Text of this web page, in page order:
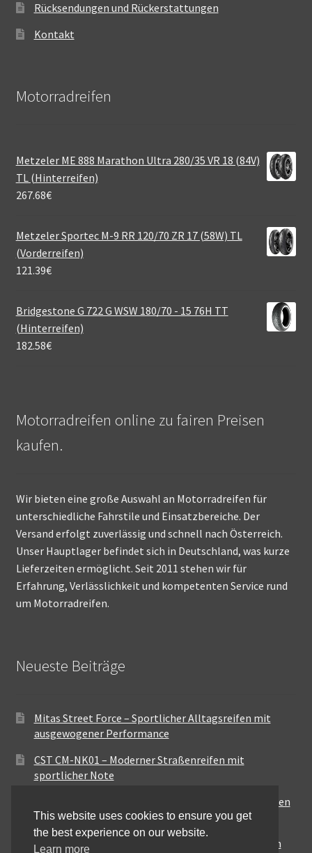
Rücksendungen und Rückerstattungen
Kontakt
Motorradreifen
Metzeler ME 888 Marathon Ultra 280/35 VR 18 (84V)
TL (Hinterreifen)
267.68€
Metzeler Sportec M-9 RR 120/70 ZR 17 (58W) TL
(Vorderreifen)
121.39€
Bridgestone G 722 G WSW 180/70 - 15 76H TT
(Hinterreifen)
182.58€
Motorradreifen online zu fairen Preisen
kaufen.
Wir bieten eine große Auswahl an Motorradreifen für
unterschiedliche Fahrstile und Einsatzbereiche. Der
Versand erfolgt zuverlässig und schnell nach Österreich.
Unser Hauptlager befindet sich in Deutschland, was kurze
Lieferzeiten ermöglicht. Seit 2011 stehen wir für
Erfahrung, Verlässlichkeit und kompetenten Service rund
um Motorradreifen.
Neueste Beiträge
Mitas Street Force – Sportlicher Alltagsreifen mit
ausgewogener Performance
CST CM-NK01 – Moderner Straßenreifen mit
sportlicher Note
Maxxis MA-ST3 – Ausgewogener Sport-Touring-Reifen
für vielseitige Einsätze
Pirelli City Demon – Zuverlässigkeit für den urbanen
This website uses cookies to ensure you get
the best experience on our website.
Learn more